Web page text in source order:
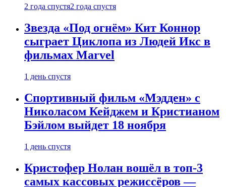
2 года спустя2 года спустя
Звезда «Под огнём» Кит Коннор
сыграет Циклопа из Людей Икс в
фильмах Marvel
1 день спустя
Спортивный фильм «Мэдден» с
Николасом Кейджем и Кристианом
Бэйлом выйдет 18 ноября
1 день спустя
Кристофер Нолан вошёл в топ-3
самых кассовых режиссёров —